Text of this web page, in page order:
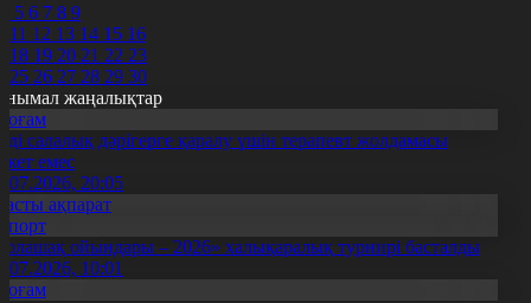
5 6 7 8 9
11 12 13 14 15 16
18 19 20 21 22 23
25 26 27 28 29 30
жаңалықтар
салалық дәрігерге қаралу үшін терапевт жолдамасы
емес
20:05
ақпарат
ойындары – 2026» халықаралық турнирі басталды
10:01